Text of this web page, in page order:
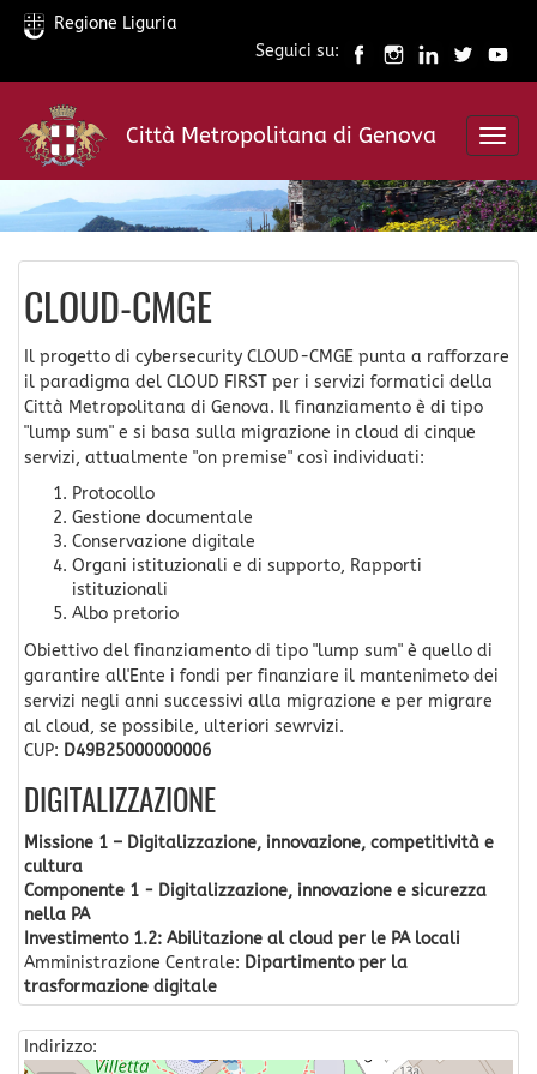
Salta
contenuto
principale
Regione Liguria
Seguici su:
Città Metropolitana di Genova
CLOUD-CMGE
Il progetto di cybersecurity CLOUD-CMGE punta a rafforzare
il paradigma del CLOUD FIRST per i servizi formatici della
Città Metropolitana di Genova. Il finanziamento è di tipo
"lump sum" e si basa sulla migrazione in cloud di cinque
servizi, attualmente "on premise" così individuati:
Protocollo
Gestione documentale
Conservazione digitale
Organi istituzionali e di supporto, Rapporti
istituzionali
Albo pretorio
Obiettivo del finanziamento di tipo "lump sum" è quello di
garantire all'Ente i fondi per finanziare il mantenimeto dei
servizi negli anni successivi alla migrazione e per migrare
al cloud, se possibile, ulteriori sewrvizi.
CUP: D49B25000000006
DIGITALIZZAZIONE
Missione 1 – Digitalizzazione, innovazione, competitività e
cultura
Componente 1 - Digitalizzazione, innovazione e sicurezza
nella PA
Investimento 1.2: Abilitazione al cloud per le PA locali
Amministrazione Centrale: Dipartimento per la
trasformazione digitale
Indirizzo: